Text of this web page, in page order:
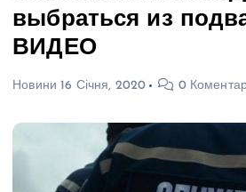
выбраться из
ВИДЕО
Новини 16 Січня, 2020 0